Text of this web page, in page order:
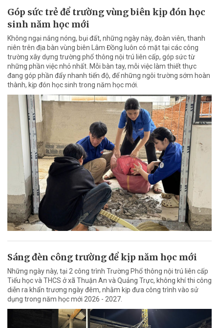
Góp sức trẻ để trường vùng biên kịp đón học
sinh năm học mới
Không ngại nắng nóng, bụi đất, những ngày này, đoàn viên, thanh
niên trên địa bàn vùng biên Lâm Đồng luôn có mặt tại các công
trường xây dựng trường phổ thông nội trú liên cấp, góp sức từ
những phần việc nhỏ nhất. Mỗi bàn tay, mỗi việc làm thiết thực
đang góp phần đẩy nhanh tiến độ, để những ngôi trường sớm hoàn
thành, kịp đón học sinh trong năm học mới.
Sáng đèn công trường để kịp năm học mới
Những ngày này, tại 2 công trình Trường Phổ thông nội trú liên cấp
Tiểu học và THCS ở xã Thuận An và Quảng Trực, không khí thi công
diễn ra khẩn trương ngày đêm, nhằm kịp đưa công trình vào sử
dụng trong năm học mới 2026 - 2027.